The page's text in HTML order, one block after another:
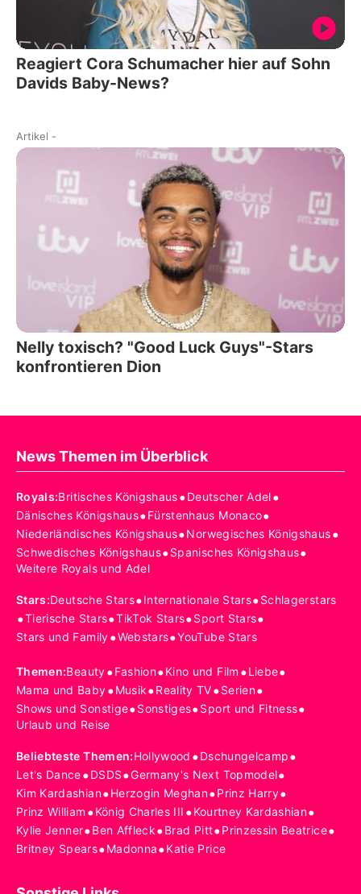
Reagiert Cora Schumacher hier auf Sohn
Davids Baby-News?
Artikel -
Nelly toxisch? "Good Luck Guys"-Stars
konfrontieren Dion
News Themen im Überblick
Royals:Britisches Königshaus•Deutscher Adel•
Dänisches Königshaus•Fürstenhaus Monaco•
Niederländisches Königshaus•Norwegisches Königshaus•
Schwedisches Königshaus•Spanisches Königshaus•
Weitere Royals und Adel
Stars:Deutsche Stars•Internationale Stars•Schlagerstars
•Tierische Stars•TikTok Stars•Sport Stars•
Stars und Family•Webstars•YouTube Stars
Themen:Beauty•Fashion•Kino und Film •Liebe•
Mama und Baby•Musik•Reality TV•Serien•
Shows und Sonstige•Sonstiges•Sport und Fitness•
Urlaub und Reise
Beliebteste Themen:Hollywood •Dschungelcamp•
Let's Dance•DSDS•Germany's Next Topmodel•
Kim Kardashian•Herzogin Meghan•Prinz Harry•
Prinz William •König Charles III •Kourtney Kardashian•
Kylie Jenner•Ben Affleck•Brad Pitt•Prinzessin Beatrice•
Britney Spears•Madonna•Katie Price